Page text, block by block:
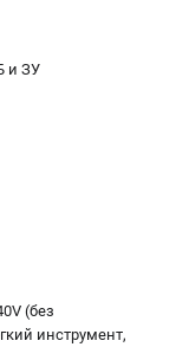
и ЗУ
(без
инструмент,